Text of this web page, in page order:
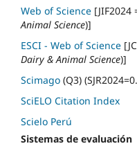
Web of Science [JIF2024
Animal Science)]
ESCI - Web of Science
Dairy & Animal Science)]
Scimago (Q3)
SciELO Citation Index
Scielo Perú
Sistemas de evaluación